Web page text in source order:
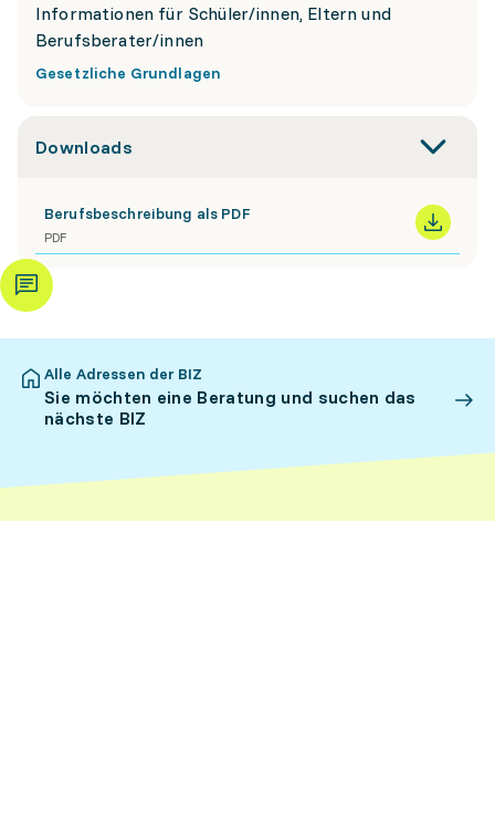
Informationen für Schüler/innen, Eltern und
Berufsberater/innen
Gesetzliche Grundlagen
Downloads
Berufsbeschreibung als PDF
PDF
Alle Adressen der BIZ
Sie möchten eine Beratung und suchen das
nächste BIZ